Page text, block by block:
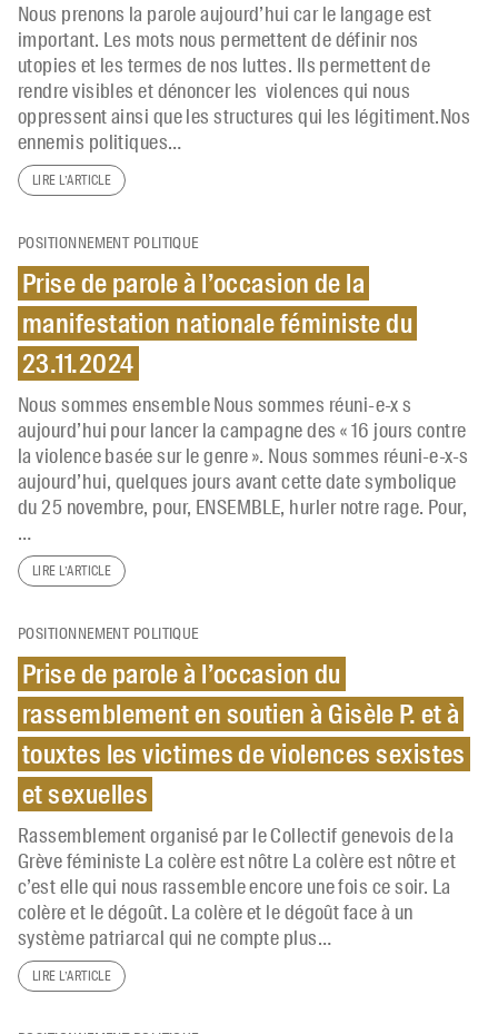
Nous prenons la parole aujourd’hui car le langage est
important. Les mots nous permettent de définir nos
utopies et les termes de nos luttes. Ils permettent de
rendre visibles et dénoncer les violences qui nous
oppressent ainsi que les structures qui les légitiment.Nos
ennemis politiques…
LIRE L’ARTICLE
POSITIONNEMENT POLITIQUE
Prise de parole à l’occasion de la
manifestation nationale féministe du
23.11.2024
Nous sommes ensemble Nous sommes réuni-e-x s
aujourd’hui pour lancer la campagne des « 16 jours contre
la violence basée sur le genre ». Nous sommes réuni-e-x-s
aujourd’hui, quelques jours avant cette date symbolique
du 25 novembre, pour, ENSEMBLE, hurler notre rage. Pour,
…
LIRE L’ARTICLE
POSITIONNEMENT POLITIQUE
Prise de parole à l’occasion du
rassemblement en soutien à Gisèle P. et à
touxtes les victimes de violences sexistes
et sexuelles
Rassemblement organisé par le Collectif genevois de la
Grève féministe La colère est nôtre La colère est nôtre et
c’est elle qui nous rassemble encore une fois ce soir. La
colère et le dégoût. La colère et le dégoût face à un
système patriarcal qui ne compte plus…
LIRE L’ARTICLE